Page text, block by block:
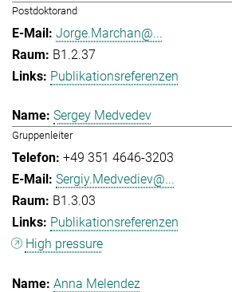
Postdoktorand
Jorge.Marchan@...
B1.2.37
Publikationsreferenzen
Sergey Medvedev
Gruppenleiter
+49 351 4646-3203
Sergiy.Medvediev@...
B1.3.03
Publikationsreferenzen
High pressure
Anna Melendez